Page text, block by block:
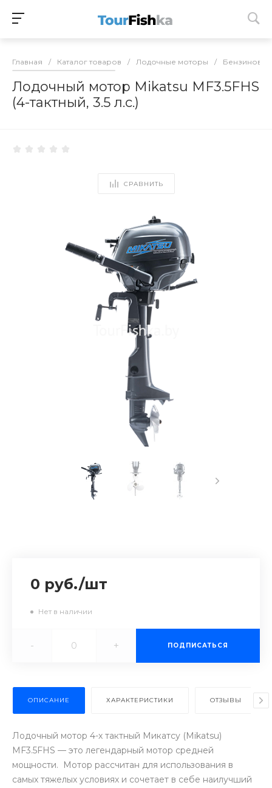
Главная / Каталог товаров / Лодочные моторы /
Лодочный мотор Mikatsu MF3.5FHS
(4-тактный, 3.5 л.с.)
СРАВНИТЬ
0 руб./шт
Нет в наличии
- + ПОДПИСАТЬСЯ
ОПИСАНИЕ ХАРАКТЕРИСТИКИ ОТЗЫВЫ
Лодочный мотор 4-х тактный Микатсу (Mikatsu)
MF3.5FHS — это легендарный мотор средней
мощности. Мотор рассчитан для использования в
самых тяжелых условиях и сочетает в себе наилучший